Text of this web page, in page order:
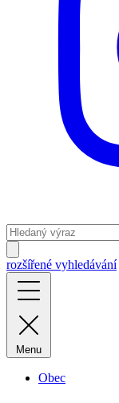
rozšířené vyhledávání
Menu
Obec